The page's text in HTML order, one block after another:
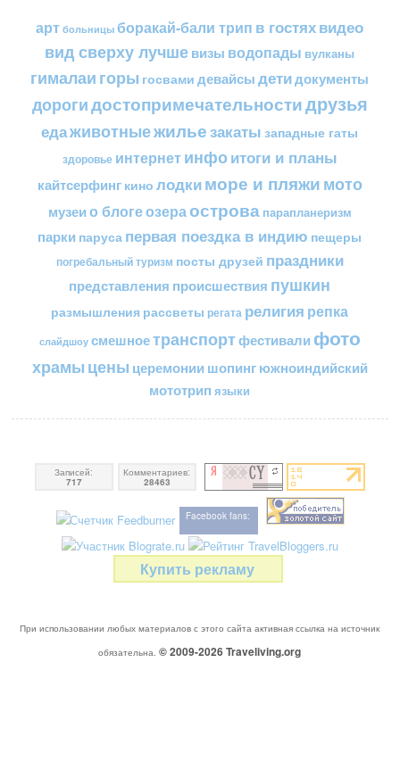
арт больницы боракай-бали трип в гостяхвидео
вид сверху лучшевизы водопады вулканы
гималаи горы госвами девайсы детидокументы
дорогидостопримечательностидрузья
едаживотныежильезакаты западные гаты
здоровье интернетинфоитоги и планы
кайтсерфинг кино лодкиморе и пляжимото
музеи о блогеозераострова парапланеризм
парки паруса первая поездка в индию пещеры
погребальный туризм посты друзей праздники
представления происшествия пушкин
размышления рассветы регата религия репка
слайдшоу смешноетранспортфестивали фото
храмы цены церемонии шопингюжноиндийский
мототрип языки
Записей:
717
Комментариев:
28463
Facebook fans:
Купить рекламу
При использовании любых материалов с этого сайта активная ссылка на источник
обязательна. © 2009-2026Traveliving.org